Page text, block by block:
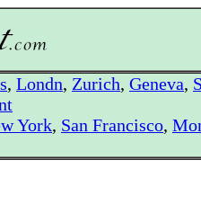
, Londn, Zurich, Geneva,
York, San Francisco,